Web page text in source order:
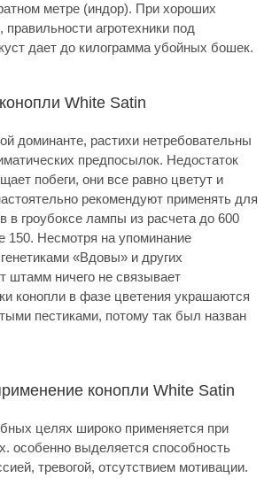
метре (индор). При хороших
агротехники под
дает до килограмма убойных бошек.
White Satin
доминанте, растихи нетребовательны
предпосылок. Недостаток
побеги, они все равно цветут и
рекомендуют применять для
в гроубоксе лампы из расчета до 600
150. Несмотря на упоминание
«Вдовы» и других
штамм ничего не связывает
конопли в фазе цветения украшаются
пестиками, потому так был назван
конопли White Satin
целях широко применяется при
особенно выделяется способность
тревогой, отсутствием мотивации.